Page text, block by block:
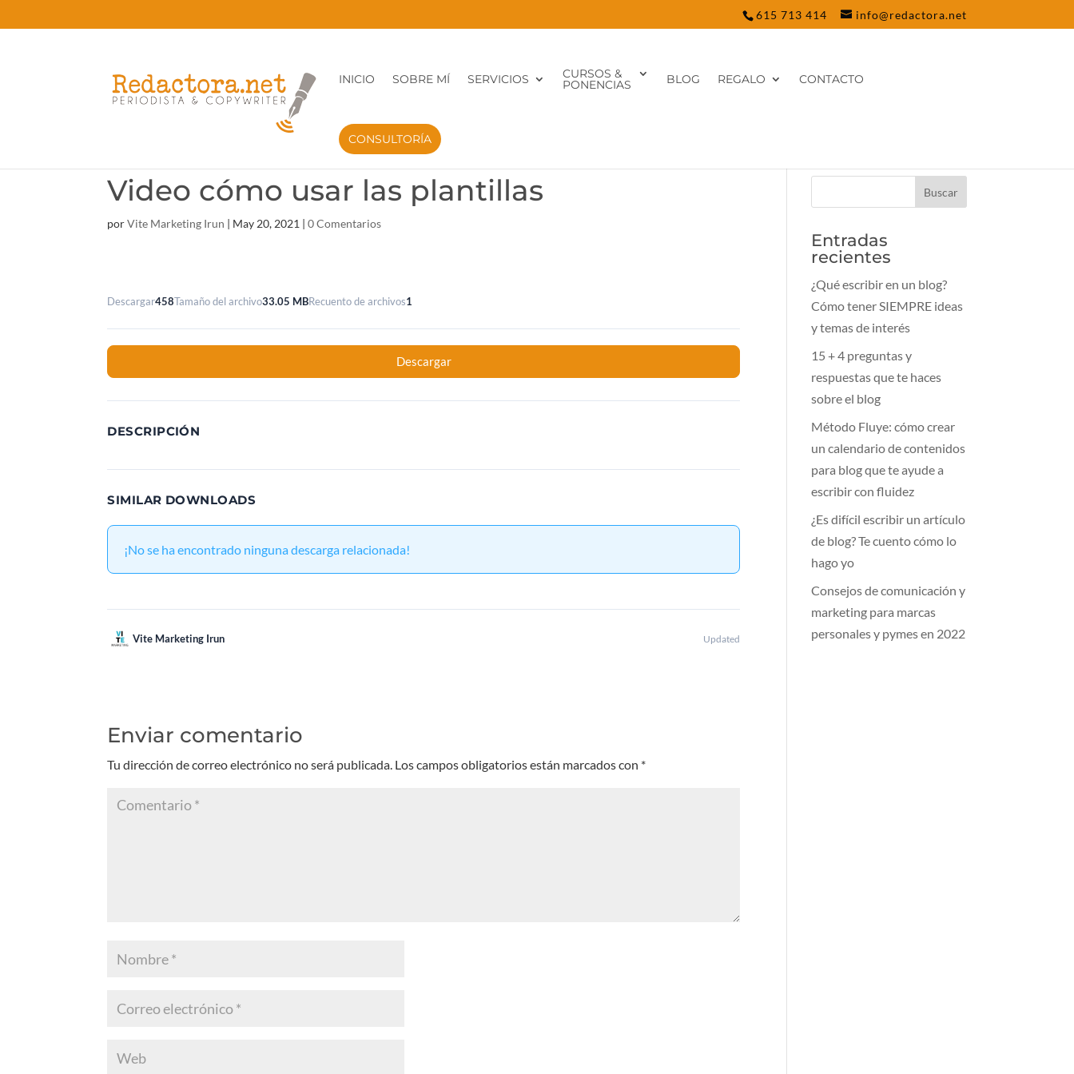
615 713 414 info@redactora.net
INICIO SOBRE MÍ SERVICIOS CURSOS &
PONENCIAS BLOG REGALO CONTACTO
CONSULTORÍA
Video cómo usar las plantillas
porVite Marketing Irun | May 20, 2021 |0 Comentarios
Descargar458Tamaño del archivo33.05 MBRecuento de archivos1
Descargar
DESCRIPCIÓN
SIMILAR DOWNLOADS
¡No se ha encontrado ninguna descarga relacionada!
Vite Marketing Irun Updated
Enviar comentario
Tu dirección de correo electrónico no será publicada. Los campos obligatorios están marcados con *
Entradas
recientes
¿Qué escribir en un blog?
Cómo tener SIEMPRE ideas
y temas de interés
15 + 4 preguntas y
respuestas que te haces
sobre el blog
Método Fluye: cómo crear
un calendario de contenidos
para blog que te ayude a
escribir con fluidez
¿Es difícil escribir un artículo
de blog? Te cuento cómo lo
hago yo
Consejos de comunicación y
marketing para marcas
personales y pymes en 2022